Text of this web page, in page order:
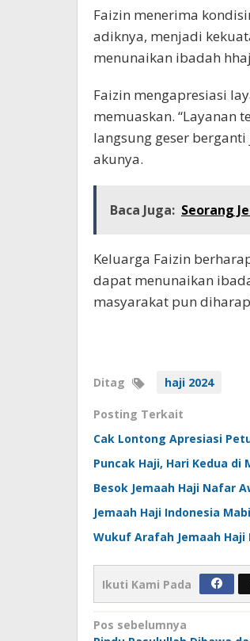
Faizin menerima
adiknya, menjadi
menunaikan ibadah
Faizin mengapresiasi
memuaskan. “Layanan
langsung geser
akunya.
Baca Juga: Seorang
Keluarga Faizin
dapat menunaikan
masyarakat pun
Ditag haji 2024
Posting Terkait
Cak Lontong Apresiasi
Puncak Haji, Hari Kedua di
Besok Jemaah Haji Nafar
Jemaah Haji Indonesia
Wukuf Arafah Jemaah Haji
Ikuti Kami Pada
Navigasi
Pos sebelumnya